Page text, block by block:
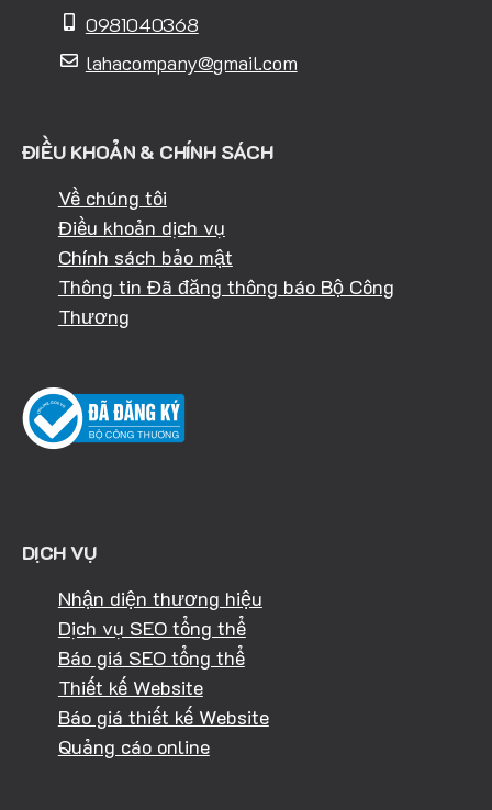
0981040368
lahacompany@gmail.com
ĐIỀU KHOẢN & CHÍNH SÁCH
Về chúng tôi
Điều khoản dịch vụ
Chính sách bảo mật
Thông tin Đã đăng thông báo Bộ Công
Thương
DỊCH VỤ
Nhận diện thương hiệu
Dịch vụ SEO tổng thể
Báo giá SEO tổng thể
Thiết kế Website
Báo giá thiết kế Website
Quảng cáo online